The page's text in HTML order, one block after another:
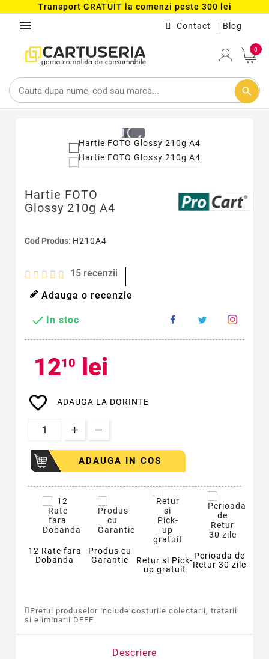
Transport GRATUIT la comenzi peste 300 lei
menu Contact Blog
0
search
Hartie FOTO
Glossy 210g A4
Cod Produs: H210A4
15 recenzii
Adauga o recenzie
 In stoc
1210 lei
favorite_border ADAUGA LA DORINTE
ADAUGA IN COS
12 Rate fara
Dobanda
Produs cu
Garantie
Retur si Pick-
up gratuit
Perioada de
Retur 30 zile
Pretul produselor include costurile colectarii, tratarii
si eliminarii DEEE
Descriere